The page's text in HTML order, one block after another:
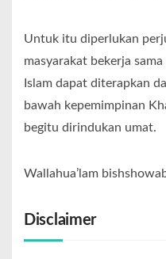
Untuk itu diperlukan
masyarakat bekerja
Islam dapat diterapkan
bawah kepemimpinan
begitu dirindukan umat.
Wallahua’lam
Disclaimer